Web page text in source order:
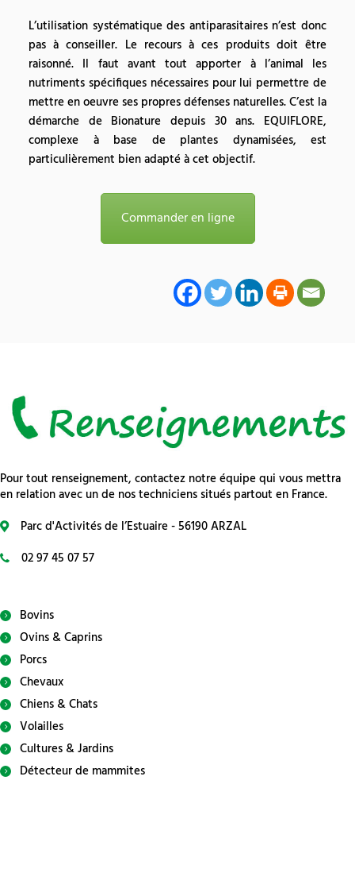
L’utilisation systématique des antiparasitaires n’est donc
pas à conseiller. Le recours à ces produits doit être
raisonné. Il faut avant tout apporter à l’animal les
nutriments spécifiques nécessaires pour lui permettre de
mettre en oeuvre ses propres défenses naturelles. C’est la
démarche de Bionature depuis 30 ans. EQUIFLORE,
complexe à base de plantes dynamisées, est
particulièrement bien adapté à cet objectif.
Commander en ligne
Pour tout renseignement, contactez notre équipe qui vous mettra
en relation avec un de nos techniciens situés partout en France.
Parc d'Activités de l’Estuaire - 56190 ARZAL
02 97 45 07 57
Bovins
Ovins & Caprins
Porcs
Chevaux
Chiens & Chats
Volailles
Cultures & Jardins
Détecteur de mammites